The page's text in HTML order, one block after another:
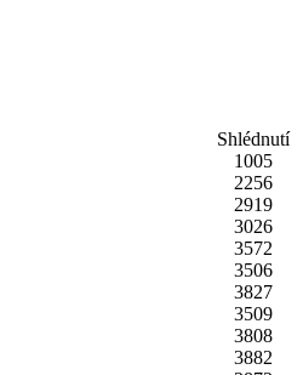
Shlédnutí
1005
2256
2919
3026
3572
3506
3827
3509
3808
3882